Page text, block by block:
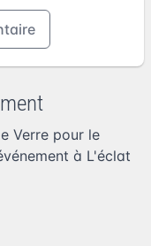
Verre pour le
à L'éclat